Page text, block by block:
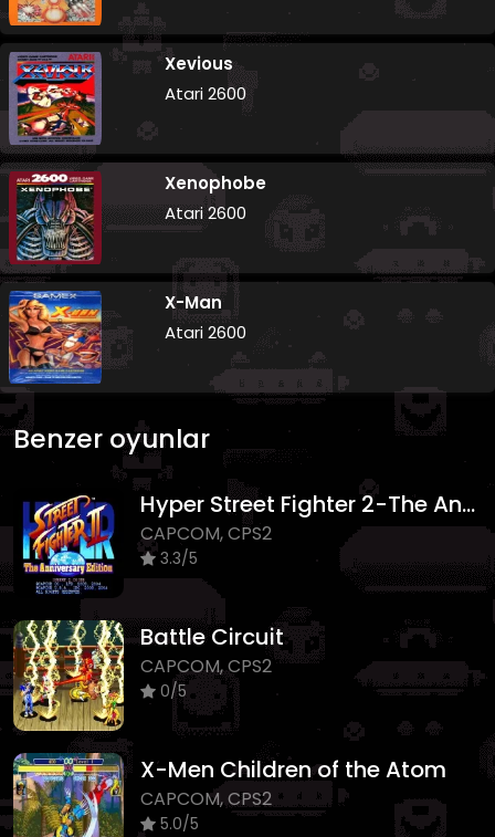
Xevious
Atari 2600
Xenophobe
Atari 2600
X-Man
Atari 2600
Benzer oyunlar
Hyper Street Fighter 2-The Anniversary Edition
CAPCOM, CPS2
3.3/5
Battle Circuit
CAPCOM, CPS2
0/5
X-Men Children of the Atom
CAPCOM, CPS2
5.0/5